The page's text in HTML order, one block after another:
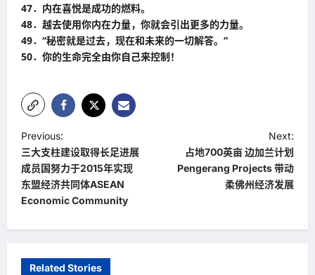
47．内在喜悦是成功的燃料。
48．越去使用你内在力量，你就会引出更多的力量。
49．“秘密就是过去，现在和未来的一切解答。”
50．你的生命完全由你自己来控制！
P
o
s
t
n
Previous:
三大支柱建设取得长足进展
成员国努力于2015年实现
东盟经济共同体ASEAN
Economic Community
Next:
占地700英亩 边加兰计划
Pengerang Projects 带动
柔佛州经济发展
Related Stories